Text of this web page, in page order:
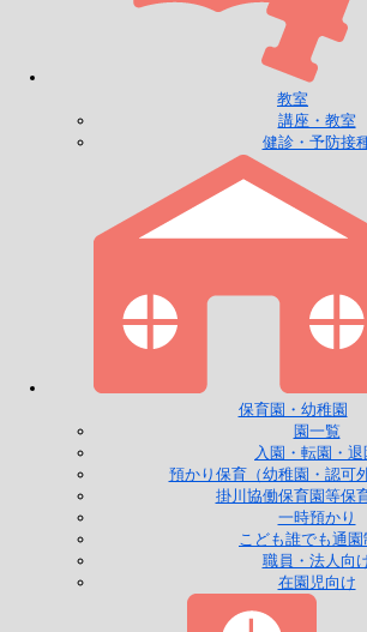
教室
講座・教室
健診・予防接
保育園・幼稚園
園一覧
入園・転園・退
預かり保育（幼稚園・認可
掛川協働保育園等保
一時預かり
こども誰でも通園
職員・法人向
在園児向け